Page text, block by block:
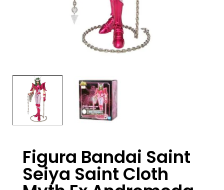
Figura Bandai Saint
Seiya Saint Cloth